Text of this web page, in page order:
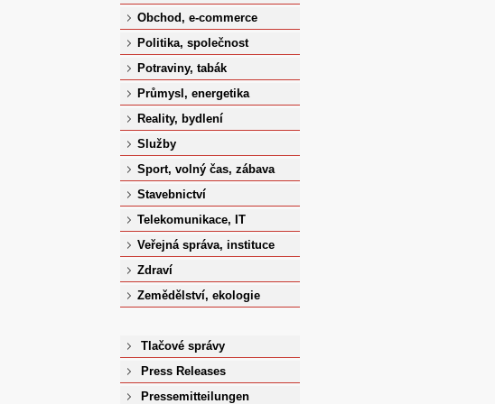
Obchod, e-commerce
Politika, společnost
Potraviny, tabák
Průmysl, energetika
Reality, bydlení
Služby
Sport, volný čas, zábava
Stavebnictví
Telekomunikace, IT
Veřejná správa, instituce
Zdraví
Zemědělství, ekologie
Tlačové správy
Press Releases
Pressemitteilungen